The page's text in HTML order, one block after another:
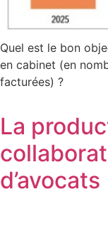
Quel est le bon
en cabinet (en
facturées) ?
La
d’avocats